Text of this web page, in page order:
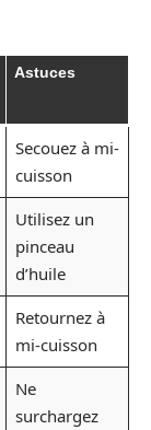
Astuces
Secouez à mi-
cuisson
Utilisez un
pinceau
d’huile
Retournez à
mi-cuisson
Ne
surchargez